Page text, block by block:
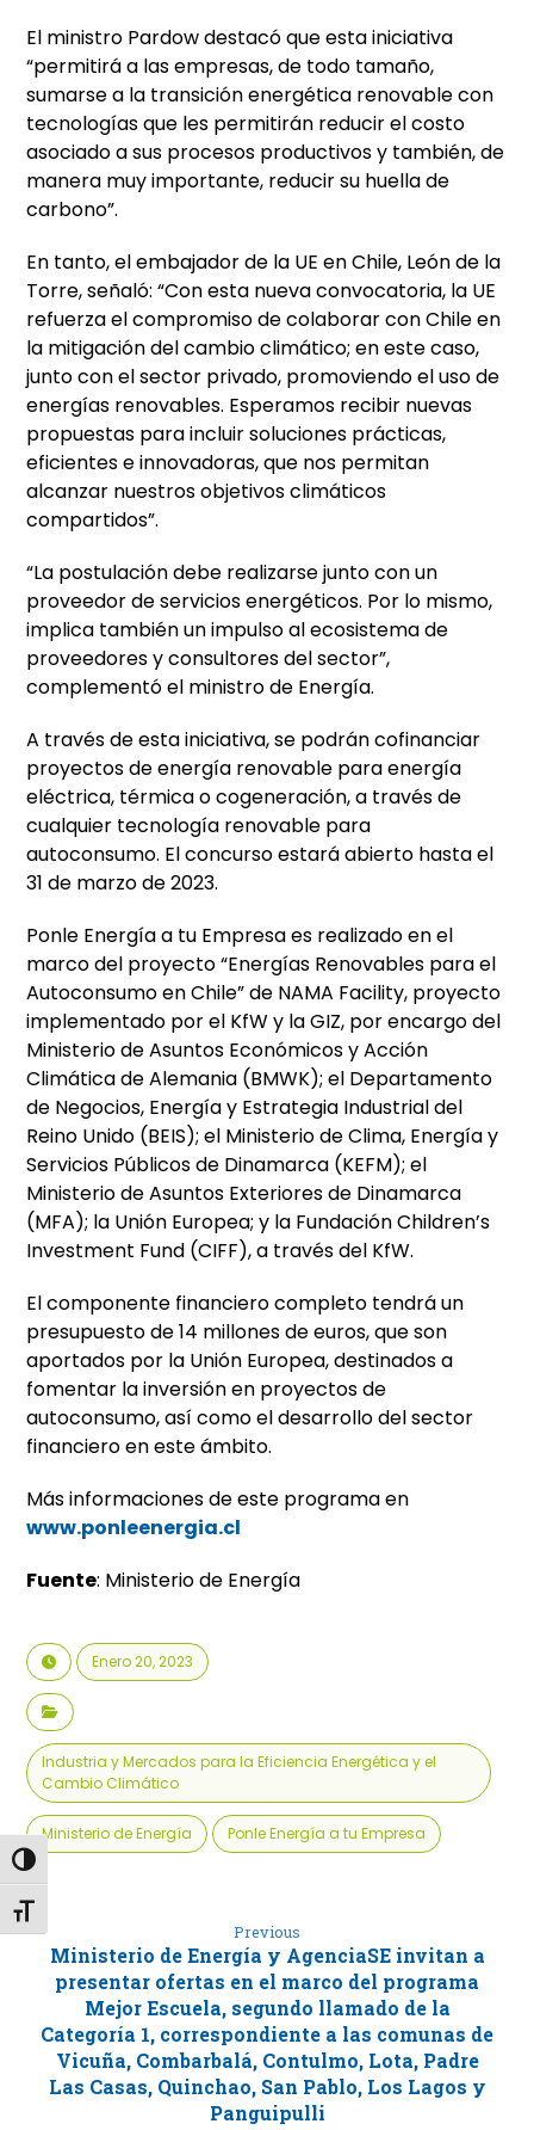
Alternar alto contraste
Alternar tamaño de letra
El ministro Pardow destacó que esta iniciativa
“permitirá a las empresas, de todo tamaño,
sumarse a la transición energética renovable con
tecnologías que les permitirán reducir el costo
asociado a sus procesos productivos y también, de
manera muy importante, reducir su huella de
carbono”.
En tanto, el embajador de la UE en Chile, León de la
Torre, señaló: “Con esta nueva convocatoria, la UE
refuerza el compromiso de colaborar con Chile en
la mitigación del cambio climático; en este caso,
junto con el sector privado, promoviendo el uso de
energías renovables. Esperamos recibir nuevas
propuestas para incluir soluciones prácticas,
eficientes e innovadoras, que nos permitan
alcanzar nuestros objetivos climáticos
compartidos”.
“La postulación debe realizarse junto con un
proveedor de servicios energéticos. Por lo mismo,
implica también un impulso al ecosistema de
proveedores y consultores del sector”,
complementó el ministro de Energía.
A través de esta iniciativa, se podrán cofinanciar
proyectos de energía renovable para energía
eléctrica, térmica o cogeneración, a través de
cualquier tecnología renovable para
autoconsumo. ​El concurso estará abierto hasta el
31 de marzo de 2023.
Ponle Energía a tu Empresa es realizado en el
marco del proyecto “Energías Renovables para el
Autoconsumo en Chile” de NAMA Facility, proyecto
implementado por el KfW y la GIZ, por encargo del
Ministerio de Asuntos Económicos y Acción
Climática de Alemania (BMWK); el Departamento
de Negocios, Energía y Estrategia Industrial del
Reino Unido (BEIS); el Ministerio de Clima, Energía y
Servicios Públicos de Dinamarca (KEFM); el
Ministerio de Asuntos Exteriores de Dinamarca
(MFA); la Unión Europea; y la Fundación Children’s
Investment Fund (CIFF), a través del KfW.
El componente financiero completo tendrá un
presupuesto de 14 millones de euros, que son
aportados por la Unión Europea, destinados a
fomentar la inversión en proyectos de
autoconsumo, así como el desarrollo del sector
financiero en este ámbito.
Más informaciones de este programa en
www.ponleenergia.cl
Fuente: Ministerio de Energía
Enero 20, 2023
Industria y Mercados para la Eficiencia Energética y el
Cambio Climático
Ministerio de Energía Ponle Energía a tu Empresa
Previous
Ministerio de Energía y AgenciaSE invitan a
presentar ofertas en el marco del programa
Mejor Escuela, segundo llamado de la
Categoría 1, correspondiente a las comunas de
Vicuña, Combarbalá, Contulmo, Lota, Padre
Las Casas, Quinchao, San Pablo, Los Lagos y
Panguipulli